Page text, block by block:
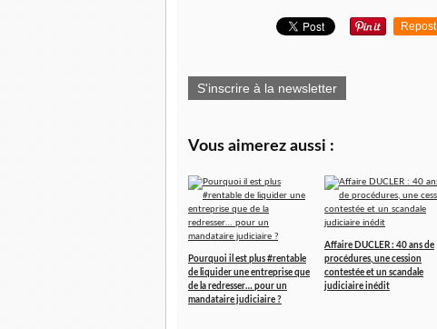
Repost
S'inscrire à la newsletter
Vous aimerez aussi :
Pourquoi il est plus #rentable
de liquider une entreprise que
de la redresser… pour un
mandataire judiciaire ?
Affaire DUCLER : 40 ans de
procédures, une cession
contestée et un scandale
judiciaire inédit